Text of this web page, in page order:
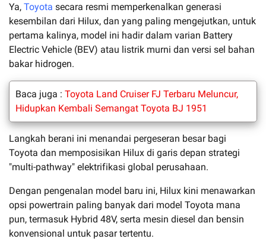
Ya, Toyota secara resmi memperkenalkan generasi
kesembilan dari Hilux, dan yang paling mengejutkan, untuk
pertama kalinya, model ini hadir dalam varian Battery
Electric Vehicle (BEV) atau listrik murni dan versi sel bahan
bakar hidrogen.
Baca juga : Toyota Land Cruiser FJ Terbaru Meluncur,
Hidupkan Kembali Semangat Toyota BJ 1951
Langkah berani ini menandai pergeseran besar bagi
Toyota dan memposisikan Hilux di garis depan strategi
"multi-pathway" elektrifikasi global perusahaan.
Dengan pengenalan model baru ini, Hilux kini menawarkan
opsi powertrain paling banyak dari model Toyota mana
pun, termasuk Hybrid 48V, serta mesin diesel dan bensin
konvensional untuk pasar tertentu.